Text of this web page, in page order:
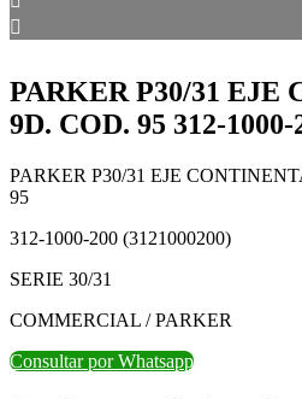
PARKER P30/31 EJE
9D. COD. 95 312-1000-
PARKER P30/31 EJE
95
312-1000-200 (3121000200)
SERIE 30/31
COMMERCIAL / PARKER
Consultar por Whatsapp